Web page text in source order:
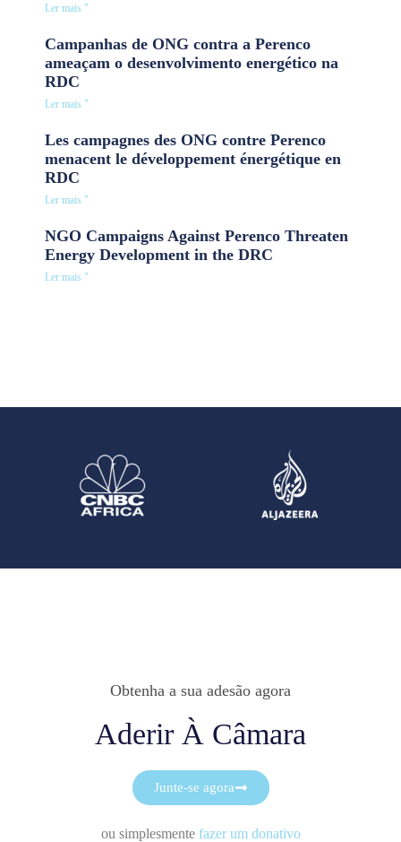
Ler mais "
Campanhas de ONG contra a Perenco
ameaçam o desenvolvimento energético na
RDC
Ler mais "
Les campagnes des ONG contre Perenco
menacent le développement énergétique en
RDC
Ler mais "
NGO Campaigns Against Perenco Threaten
Energy Development in the DRC
Ler mais "
Obtenha a sua adesão agora
Aderir À Câmara
Junte-se agora
ou simplesmente fazer um donativo